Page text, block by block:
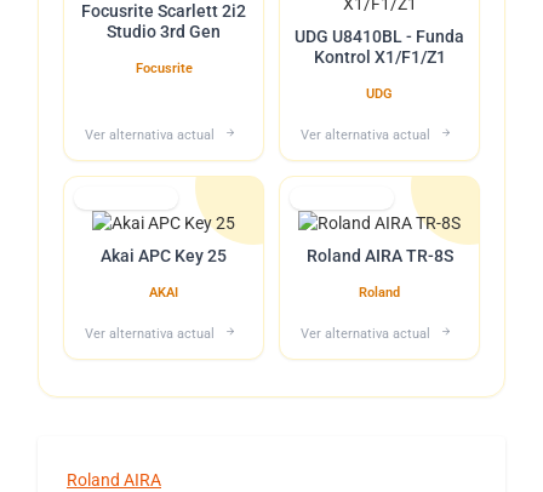
Focusrite Scarlett 2i2
Studio 3rd Gen
Focusrite
Ver alternativa actual
UDG U8410BL - Funda
Kontrol X1/F1/Z1
UDG
Ver alternativa actual
Akai APC Key 25
AKAI
Ver alternativa actual
Roland AIRA TR-8S
Roland
Ver alternativa actual
Roland AIRA